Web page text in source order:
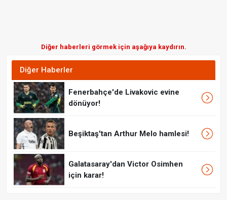
Diğer haberleri görmek için aşağıya kaydırın.
Diğer Haberler
Fenerbahçe'de Livakovic evine
dönüyor!
Beşiktaş'tan Arthur Melo hamlesi!
Galatasaray'dan Victor Osimhen
için karar!